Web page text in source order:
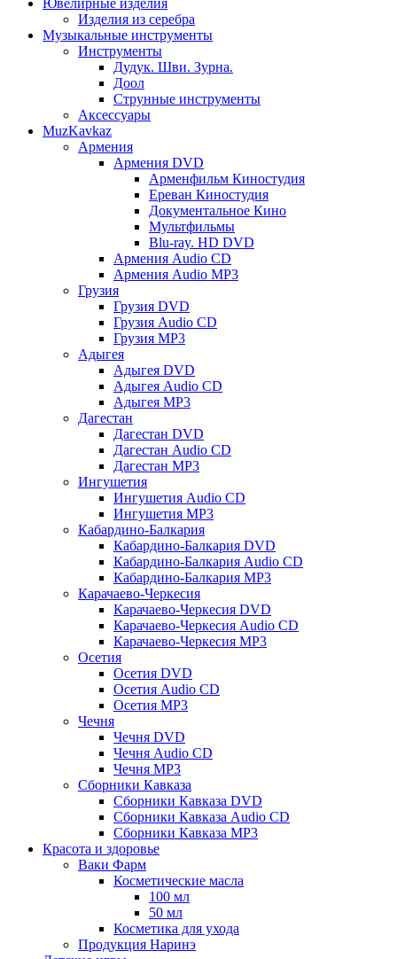
Ювелирные изделия
Изделия из серебра
Музыкальные инструменты
Инструменты
Дудук. Шви. Зурна.
Доол
Струнные инструменты
Аксессуары
MuzKavkaz
Армения
Армения DVD
Арменфильм Киностудия
Ереван Киностудия
Документальное Кино
Мультфильмы
Blu-ray. HD DVD
Армения Audio CD
Армения Audio MP3
Грузия
Грузия DVD
Грузия Audio CD
Грузия MP3
Адыгея
Адыгея DVD
Адыгея Audio CD
Адыгея MP3
Дагестан
Дагестан DVD
Дагестан Audio CD
Дагестан MP3
Ингушетия
Ингушетия Audio CD
Ингушетия MP3
Кабардино-Балкария
Кабардино-Балкария DVD
Кабардино-Балкария Audio CD
Кабардино-Балкария MP3
Карачаево-Черкесия
Карачаево-Черкесия DVD
Карачаево-Черкесия Audio CD
Карачаево-Черкесия MP3
Осетия
Осетия DVD
Осетия Audio CD
Осетия MP3
Чечня
Чечня DVD
Чечня Audio CD
Чечня MP3
Сборники Кавказа
Сборники Кавказа DVD
Сборники Кавказа Audio CD
Сборники Кавказа MP3
Красота и здоровье
Ваки Фарм
Косметические масла
100 мл
50 мл
Косметика для ухода
Продукция Наринэ